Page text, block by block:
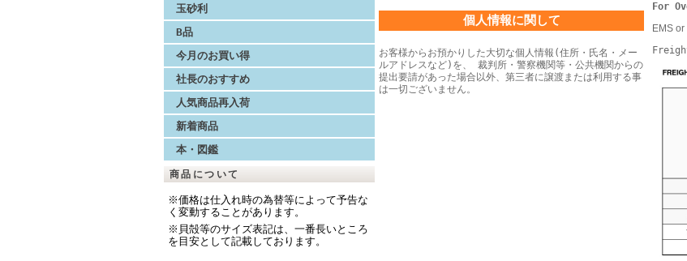
玉砂利
B品
今月のお買い得
社長のおすすめ
人気商品再入荷
新着商品
本・図鑑
商品について
※価格は仕入れ時の為替等によって予告な
く変動することがあります。
※貝殻等のサイズ表記は、一番長いところ
を目安として記載しております。
個人情報に関して
お客様からお預かりした大切な個人情報(住所・氏名・メー
ルアドレスなど)を、 裁判所・警察機関等・公共機関からの
提出要請があった場合以外、第三者に譲渡または利用する事
は一切ございません。
For
EMS